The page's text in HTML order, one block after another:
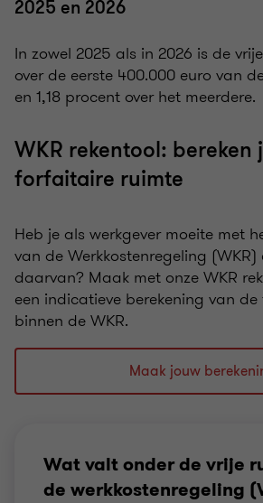
2025 en 2026
In zowel 2025 als in 2026 is de
over de eerste 400.000 euro van
en 1,18 procent over het meerdere.
WKR rekentool: bereken
forfaitaire ruimte
Heb je als werkgever moeite met
van de Werkkostenregeling
daarvan? Maak met onze WKR
een indicatieve berekening van
binnen de WKR.
Maak jouw
Wat valt onder de vrije
de werkkostenregeling